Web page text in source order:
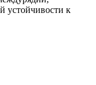
устойчивости к